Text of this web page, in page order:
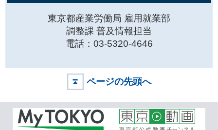
東京都産業労働局 雇用就業部
調整課 普及情報担当
電話：03-5320-4646
ページの先頭へ